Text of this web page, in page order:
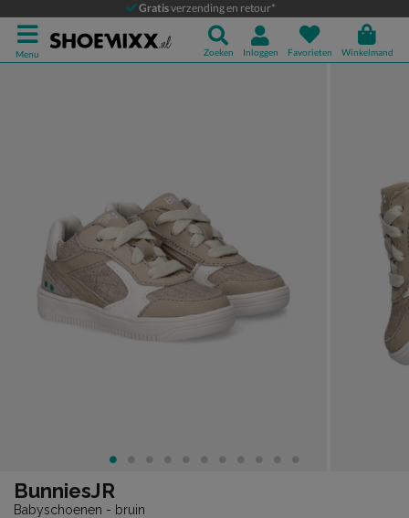
Gratisverzending en retour*
Menu Zoeken Inloggen Favorieten Winkelmand
BunniesJR
Babyschoenen
BunniesJR
Babyschoenen - bruin